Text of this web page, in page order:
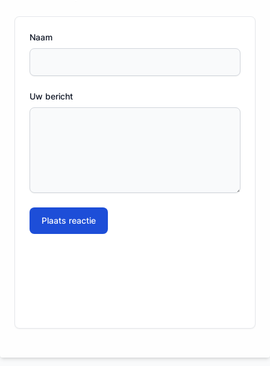
Naam
Uw bericht
Plaats reactie